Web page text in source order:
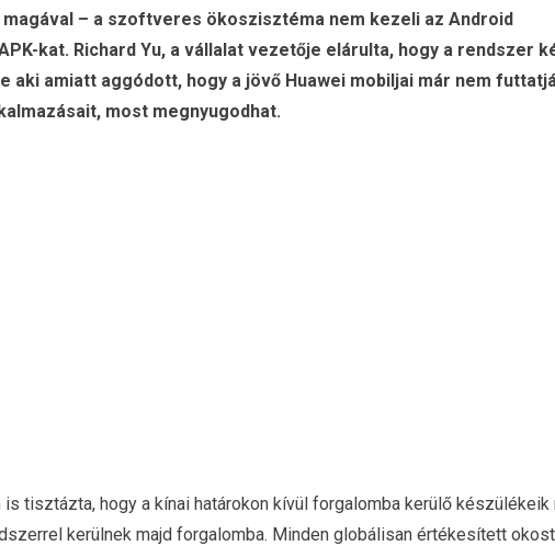
– a szoftveres ökoszisztéma nem kezeli az Android
kat. Richard Yu, a vállalat vezetője elárulta, hogy a rendszer
aki amiatt aggódott, hogy a jövő Huawei mobiljai már nem
most megnyugodhat.
is tisztázta, hogy a kínai határokon kívül forgalomba kerülő készülékeik
kerülnek majd forgalomba. Minden globálisan értékesített